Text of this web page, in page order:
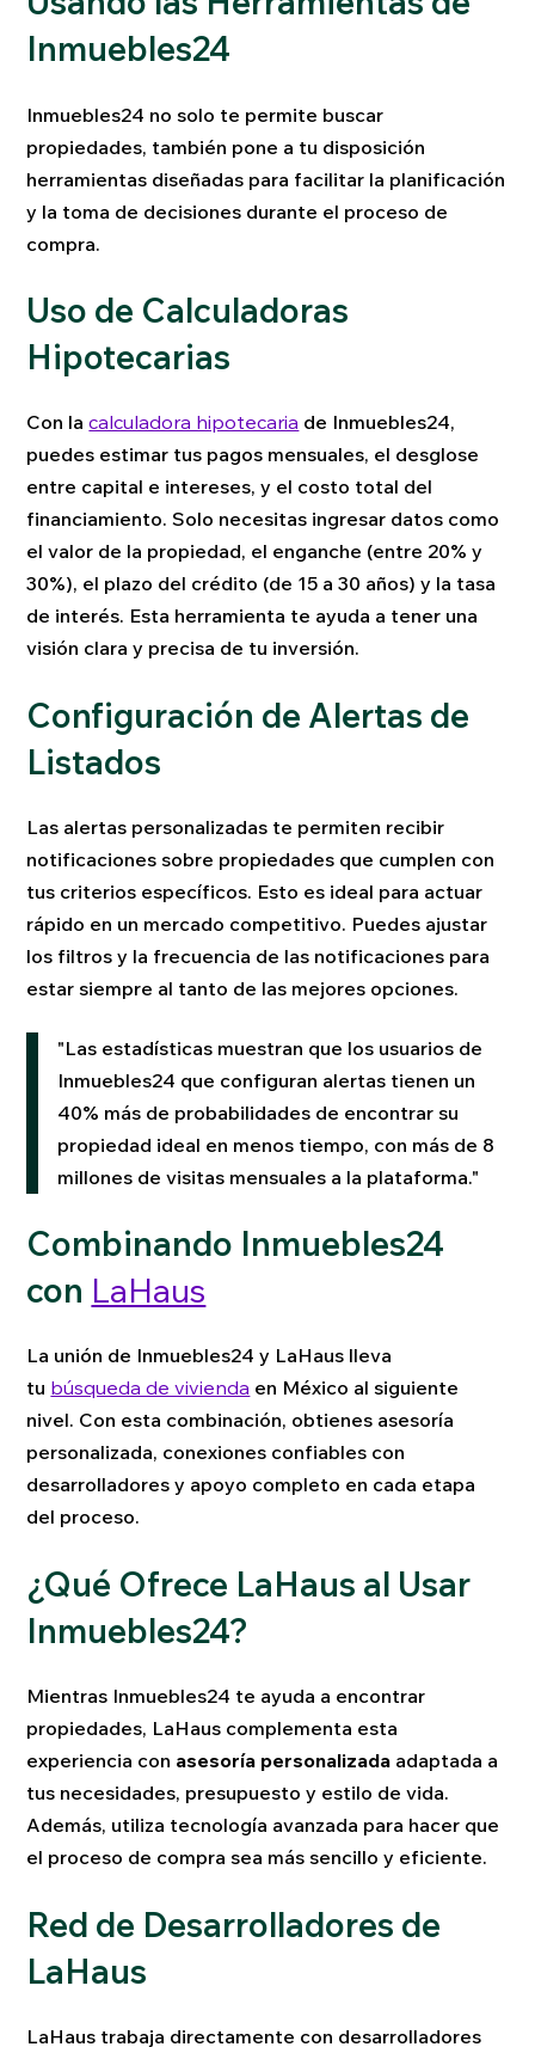
Inmuebles24
Inmuebles24 no solo te permite buscar
propiedades, también pone a tu disposición
herramientas diseñadas para facilitar la planificación
y la toma de decisiones durante el proceso de
compra.
Uso de Calculadoras
Hipotecarias
Con la calculadora hipotecaria de Inmuebles24,
puedes estimar tus pagos mensuales, el desglose
entre capital e intereses, y el costo total del
financiamiento. Solo necesitas ingresar datos como
el valor de la propiedad, el enganche (entre 20% y
30%), el plazo del crédito (de 15 a 30 años) y la tasa
de interés. Esta herramienta te ayuda a tener una
visión clara y precisa de tu inversión.
Configuración de Alertas de
Listados
Las alertas personalizadas te permiten recibir
notificaciones sobre propiedades que cumplen con
tus criterios específicos. Esto es ideal para actuar
rápido en un mercado competitivo. Puedes ajustar
los filtros y la frecuencia de las notificaciones para
estar siempre al tanto de las mejores opciones.
"Las estadísticas muestran que los usuarios de
Inmuebles24 que configuran alertas tienen un
40% más de probabilidades de encontrar su
propiedad ideal en menos tiempo, con más de 8
millones de visitas mensuales a la plataforma."
Combinando Inmuebles24
con LaHaus
La unión de Inmuebles24 y LaHaus lleva
tu búsqueda de vivienda en México al siguiente
nivel. Con esta combinación, obtienes asesoría
personalizada, conexiones confiables con
desarrolladores y apoyo completo en cada etapa
del proceso.
¿Qué Ofrece LaHaus al Usar
Inmuebles24?
Mientras Inmuebles24 te ayuda a encontrar
propiedades, LaHaus complementa esta
experiencia con asesoría personalizada adaptada a
tus necesidades, presupuesto y estilo de vida.
Además, utiliza tecnología avanzada para hacer que
el proceso de compra sea más sencillo y eficiente.
Red de Desarrolladores de
LaHaus
LaHaus trabaja directamente con desarrolladores